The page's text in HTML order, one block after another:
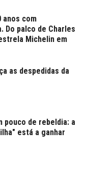
anos com
Do palco de Charles
Michelin em
as despedidas da
pouco de rebeldia: a
está a ganhar